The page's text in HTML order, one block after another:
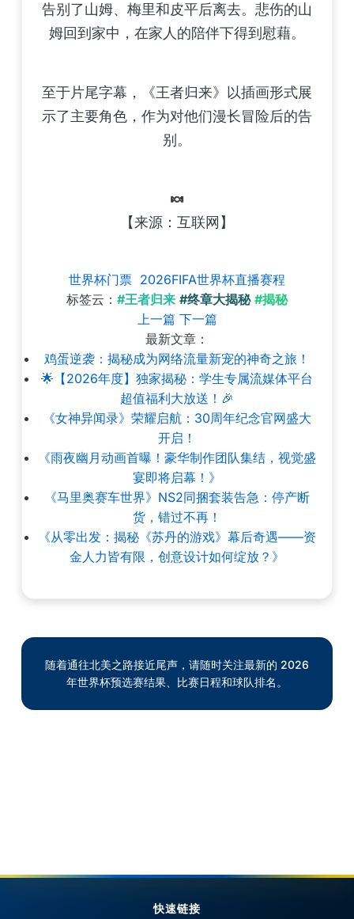
告别了山姆、梅里和皮平后离去。悲伤的山
姆回到家中，在家人的陪伴下得到慰藉。
至于片尾字幕，《王者归来》以插画形式展
示了主要角色，作为对他们漫长冒险后的告
别。
🍬
【来源：互联网】
世界杯门票 2026FIFA世界杯直播赛程
标签云： #王者归来 #终章大揭秘 #揭秘
上一篇 下一篇
最新文章：
鸡蛋逆袭：揭秘成为网络流量新宠的神奇之旅！
🌟【2026年度】独家揭秘：学生专属流媒体平台
超值福利大放送！🎉
《女神异闻录》荣耀启航：30周年纪念官网盛大
开启！
《雨夜幽月动画首曝！豪华制作团队集结，视觉盛
宴即将启幕！》
《马里奥赛车世界》NS2同捆套装告急：停产断
货，错过不再！
《从零出发：揭秘《苏丹的游戏》幕后奇遇——资
金人力皆有限，创意设计如何绽放？》
随着通往北美之路接近尾声，请随时关注最新的 2026
年世界杯预选赛结果、比赛日程和球队排名。
快速链接